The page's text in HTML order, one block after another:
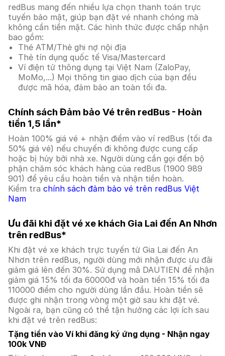
redBus mang đến nhiều lựa chọn thanh toán trực
tuyến bảo mật, giúp bạn đặt vé nhanh chóng mà
không cần tiền mặt. Các hình thức được chấp nhận
bao gồm:
Thẻ ATM/Thẻ ghi nợ nội địa
Thẻ tín dụng quốc tế Visa/Mastercard
Ví điện tử thông dụng tại Việt Nam (ZaloPay,
MoMo,...) Mọi thông tin giao dịch của bạn đều
được mã hóa, đảm bảo an toàn tối đa.
Chính sách Đảm bảo Vé trên redBus - Hoàn
tiền 1,5 lần*
Hoàn 100% giá vé + nhận điểm vào ví redBus (tối đa
50% giá vé) nếu chuyến đi không được cung cấp
hoặc bị hủy bởi nhà xe. Người dùng cần gọi đến bộ
phận chăm sóc khách hàng của redBus (1900 989
901) để yêu cầu hoàn tiền và nhận tiền hoàn.
Kiểm tra chính sách đảm bảo vé trên redBus Việt
Nam
Ưu đãi khi đặt vé xe khách Gia Lai đến An Nhơn
trên redBus*
Khi đặt vé xe khách trực tuyến từ Gia Lai đến An
Nhơn trên redBus, người dùng mới nhận được ưu đãi
giảm giá lên đến 30%. Sử dụng mã DAUTIEN để nhận
giảm giá 15% tối đa 60000đ và hoàn tiền 15% tối đa
110000 điểm cho người dùng lần đầu. Hoàn tiền sẽ
được ghi nhận trong vòng một giờ sau khi đặt vé.
Ngoài ra, bạn cũng có thể tận hưởng các lợi ích sau
khi đặt vé trên redBus:
Tặng tiền vào Ví khi đăng ký ứng dụng - Nhận ngay
100k VNĐ